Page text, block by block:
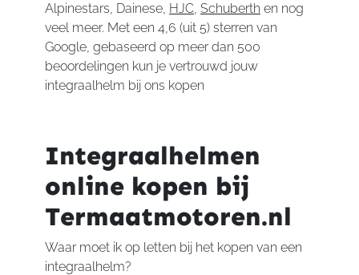
Alpinestars, Dainese, HJC,Schuberth en nog
veel meer. Met een 4,6 (uit 5) sterren van
Google, gebaseerd op meer dan 500
beoordelingen kun je vertrouwd jouw
integraalhelm bij ons kopen
Integraalhelmen
online kopen bij
Termaatmotoren.nl
Waar moet ik op letten bij het kopen van een
integraalhelm?